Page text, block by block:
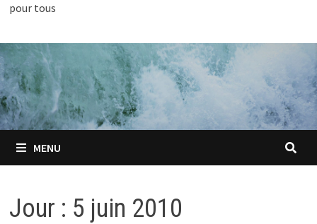
pour tous
MENU
Jour : 5 juin 2010